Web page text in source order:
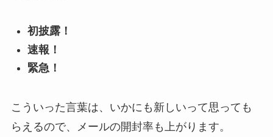
初披露！
速報！
緊急！
こういった言葉は、いかにも新しいって思っても
らえるので、メールの開封率も上がります。